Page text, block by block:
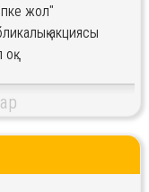
жол"
акциясы